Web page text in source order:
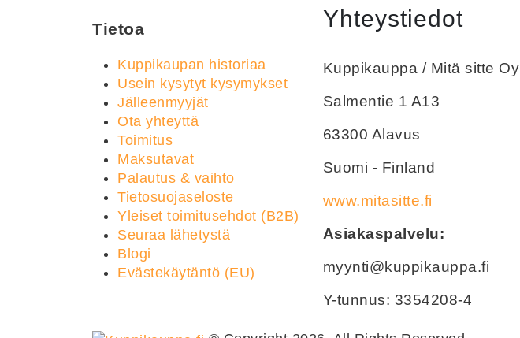
Tietoa
Kuppikaupan historiaa
Usein kysytyt kysymykset
Jälleenmyyjät
Ota yhteyttä
Toimitus
Maksutavat
Palautus & vaihto
Tietosuojaseloste
Yleiset toimitusehdot (B2B)
Seuraa lähetystä
Blogi
Evästekäytäntö (EU)
Yhteystiedot
Kuppikauppa / Mitä sitte Oy
Salmentie 1 A13
63300 Alavus
Suomi - Finland
www.mitasitte.fi
Asiakaspalvelu:
myynti@kuppikauppa.fi
Y-tunnus: 3354208-4